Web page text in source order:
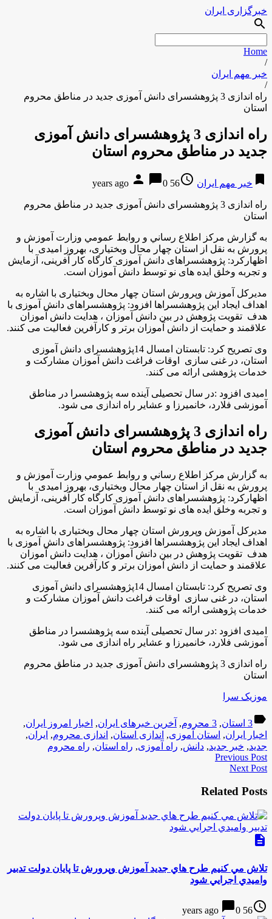
خبرگزاری ایران
search
Home
/
خبر مهم ایران
/
راه اندازی 3 پژوهشسرای دانش آموزی جدید در مناطق محروم
استان
راه اندازی 3 پژوهشسرای دانش آموزی
جدید در مناطق محروم استان
bookmark خبر مهم ایران access_time
56 years ago
person chat_bubble0
راه اندازی 3 پژوهشسرای دانش آموزی جدید در مناطق محروم
استان
به گزارش مركز اطلاع رساني و روابط عمومي وزارت آموزش و
پرورش به نقل از استان چهار محال وبختیاری، بهروز امیدی با
اظهاركرد: پژوهشسراهای دانش آموزی کارگاه کار آفرینی، آزمایش
و تجربه وخلق ایده های نو توسط دانش آموزان است.
مدیرکل آموزش وپرورش استان چهار محال وبختیاری با اشاره به
اهداف ایجاد این پژوهشسراها افزود: پژوهشسراهای دانش آموزی با
هدف تقویت پژوهش در بین دانش آموزان ، هدایت دانش آموزان
علاقمند و حمایت از دانش آموزان برتر و کارآفرین فعالیت می کنند.
وی تصریح کرد: تابستان امسال 14پژوهشسرای دانش آموزی
استان، در غنی سازی اوقات فراغت دانش آموزان مشارکت و
خدمات پژوهشی ارائه می کنند.
امیدی افزود :در سال تحصیلی آینده سه پژوهشسرا در مناطق
آموزشی فلارد، خانمیرزا و عشایر راه اندازی می شود.
راه اندازی 3 پژوهشسرای دانش آموزی
جدید در مناطق محروم استان
به گزارش مركز اطلاع رساني و روابط عمومي وزارت آموزش و
پرورش به نقل از استان چهار محال وبختیاری، بهروز امیدی با
اظهاركرد: پژوهشسراهای دانش آموزی کارگاه کار آفرینی، آزمایش
و تجربه وخلق ایده های نو توسط دانش آموزان است.
مدیرکل آموزش وپرورش استان چهار محال وبختیاری با اشاره به
اهداف ایجاد این پژوهشسراها افزود: پژوهشسراهای دانش آموزی با
هدف تقویت پژوهش در بین دانش آموزان ، هدایت دانش آموزان
علاقمند و حمایت از دانش آموزان برتر و کارآفرین فعالیت می کنند.
وی تصریح کرد: تابستان امسال 14پژوهشسرای دانش آموزی
استان، در غنی سازی اوقات فراغت دانش آموزان مشارکت و
خدمات پژوهشی ارائه می کنند.
امیدی افزود :در سال تحصیلی آینده سه پژوهشسرا در مناطق
آموزشی فلارد، خانمیرزا و عشایر راه اندازی می شود.
راه اندازی 3 پژوهشسرای دانش آموزی جدید در مناطق محروم
استان
موزیک سرا
label3 استان , 3 محروم , آخرین خبرهای ایران, اخبار امروز ایران,
اخبار ایران, استان آموزی, اندازی استان, اندازی محروم, ایران,
جدید, خبر جدید, دانش, راه آموزی, راه استان, راه محروم
Previous Post
Next Post
Related Posts
description
تلاش مي كنيم طرح هاي جديد آموزش وپرورش تا پايان دولت تدبير
واميدي اجرايي شود
access_time
56 years ago
chat_bubble0